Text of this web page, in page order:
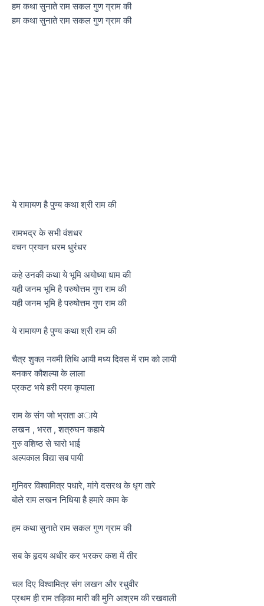
हम कथा सुनाते राम सकल गुण ग्राम की
हम कथा सुनाते राम सकल गुण ग्राम की
ये रामायण है पुण्य कथा श्री राम की
रामभद्र के सभी वंशधर
वचन प्रयान धरम धुरंधर
कहे उनकी कथा ये भूमि अयोध्या धाम की
यही जनम भूमि है परुषोत्तम गुण राम की
यही जनम भूमि है परुषोत्तम गुण राम की
ये रामायण है पुण्य कथा श्री राम की
चैत्र शुक्ल नवमी तिथि आयी मध्य दिवस में राम को लायी
बनकर कौशल्या के लाला
प्रकट भये हरी परम कृपाला
राम के संग जो भ्राता अाये
लखन , भरत , शत्रुघन कहाये
गुरु वशिष्ठ से चारो भाई
अल्पकाल विद्या सब पायी
मुनिवर विश्वामित्र पधारे, मांगे दसरथ के धृग तारे
बोले राम लखन निधिया है हमारे काम के
हम कथा सुनाते राम सकल गुण ग्राम की
सब के हृदय अधीर कर भरकर कश में तीर
चल दिए विश्वामित्र संग लखन और रधुवीर
प्रथम ही राम तड़िका मारी की मुनि आश्रम की रखवाली